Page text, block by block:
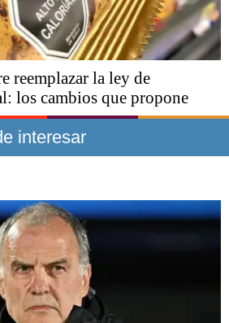
reemplazar la ley de
los cambios que propone
interesar